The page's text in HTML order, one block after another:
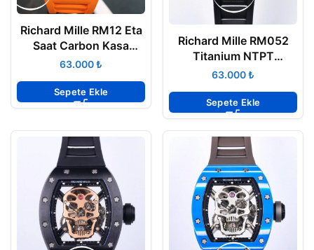
Richard Mille RM12 Eta
Saat Carbon Kasa
Tourbillon
₺
Sepete Ekle
Richard Mille RM052
Titanium NTPT
Tourbillon Skull
₺
Sepete Ekle